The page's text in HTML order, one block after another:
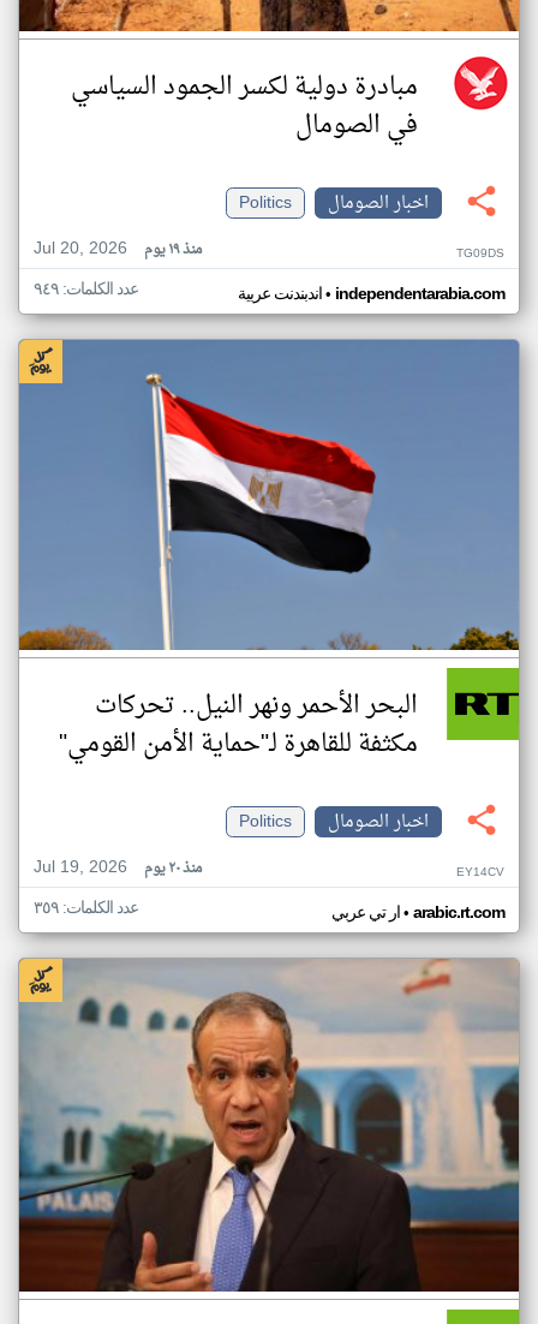
مبادرة دولية لكسر الجمود السياسي
في الصومال
اخبار الصومال
Politics
Jul 20, 2026
منذ ١٩ يوم TG09DS
اندبندنت عربية• independentarabia.com عدد الكلمات: ٩٤٩
البحر الأحمر ونهر النيل.. تحركات
مكثفة للقاهرة لـ"حماية الأمن القومي"
اخبار الصومال
Politics
Jul 19, 2026
منذ ٢٠ يوم EY14CV
ار تي عربي• arabic.rt.com عدد الكلمات: ٣٥٩